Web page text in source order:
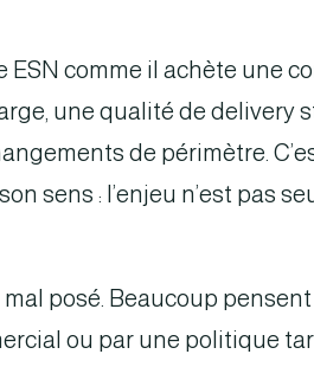
ESN comme il achète une
une qualité de
de périmètre.
sens : l’enjeu n’est pas
mal posé. Beaucoup
ou par une politique